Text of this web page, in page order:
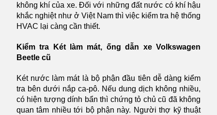
không khí của xe. Đối với những đất nước có khí hậu
khắc nghiệt như ở Việt Nam thì việc kiểm tra hệ thống
HVAC lại càng cần thiết.
Kiểm tra Két làm mát, ống dẫn xe Volkswagen
Beetle cũ
Két nước làm mát là bộ phận đầu tiên dễ dàng kiểm
tra bên dưới nắp ca-pô. Nếu dung dịch không nhiều,
có hiện tượng dính bẩn thì chứng tỏ chủ cũ đã không
quan tâm nhiều tới bộ phận này. Người thợ kỹ thuật